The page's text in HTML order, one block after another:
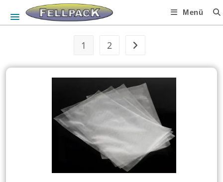
Menü
1 2